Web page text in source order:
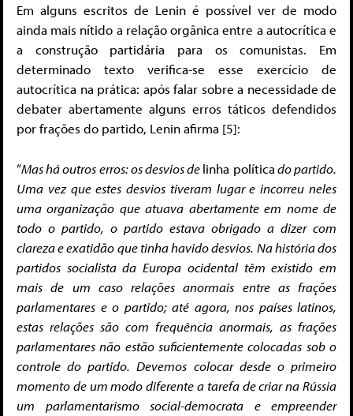
Em alguns escritos de Lenin é possível ver de modo
ainda mais nítido a relação orgânica entre a autocrítica e
a construção partidária para os comunistas. Em
determinado texto verifica-se esse exercício de
autocrítica na prática: após falar sobre a necessidade de
debater abertamente alguns erros táticos defendidos
por frações do partido, Lenin afirma [5]:
“Mas há outros erros: os desvios delinha políticado partido.
Uma vez que estes desvios tiveram lugar e incorreu neles
uma organização que atuava abertamente em nome de
todo o partido, o partido estava obrigado a dizer com
clareza e exatidão que tinha havido desvios. Na história dos
partidos socialista da Europa ocidental têm existido em
mais de um caso relações anormais entre as frações
parlamentares e o partido; até agora, nos países latinos,
estas relações são com frequência anormais, as frações
parlamentares não estão suficientemente colocadas sob o
controle do partido. Devemos colocar desde o primeiro
momento de um modo diferente a tarefa de criar na Rússia
um parlamentarismo social-democrata e empreender